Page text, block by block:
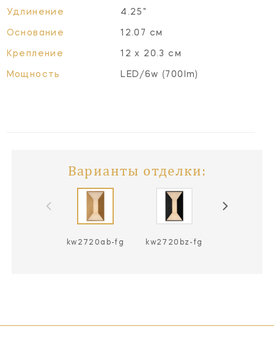
Удлинение 4.25"
Основание 12.07 см
Крепление 12 х 20.3 см
Мощность LED/6w (700lm)
Варианты отделки:
kw2720ab-fg kw2720bz-fg